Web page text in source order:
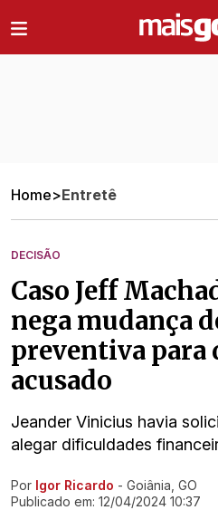
Home>Entretê
DECISÃO
Caso Jeff
nega mudança
preventiva
acusado
Jeander Vinicius havia
alegar dificuldades
Ir direto pra matéria
Por Igor Ricardo - Goiânia, GO
Publicado em: 12/04/2024 10:37